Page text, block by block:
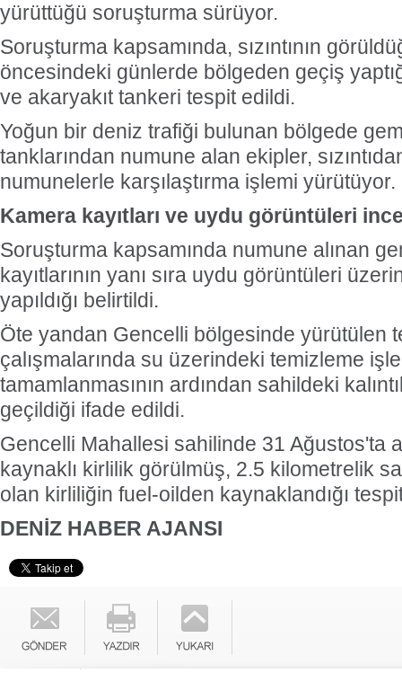
yürüttüğü soruşturma sürüyor.
Soruşturma kapsamında, sızıntının
öncesindeki günlerde bölgeden geçiş
ve akaryakıt tankeri tespit edildi.
Yoğun bir deniz trafiği bulunan bölgede
tanklarından numune alan ekipler,
numunelerle karşılaştırma işlemi yürütüyor.
Kamera kayıtları ve uydu görüntüleri
Soruşturma kapsamında numune alınan
kayıtlarının yanı sıra uydu görüntüleri
yapıldığı belirtildi.
Öte yandan Gencelli bölgesinde yürütülen
çalışmalarında su üzerindeki temizleme
tamamlanmasının ardından sahildeki
geçildiği ifade edildi.
Gencelli Mahallesi sahilinde 31 Ağustos'ta
kaynaklı kirlilik görülmüş, 2.5 kilometrelik
olan kirliliğin fuel-oilden kaynaklandığı
DENİZ HABER AJANSI